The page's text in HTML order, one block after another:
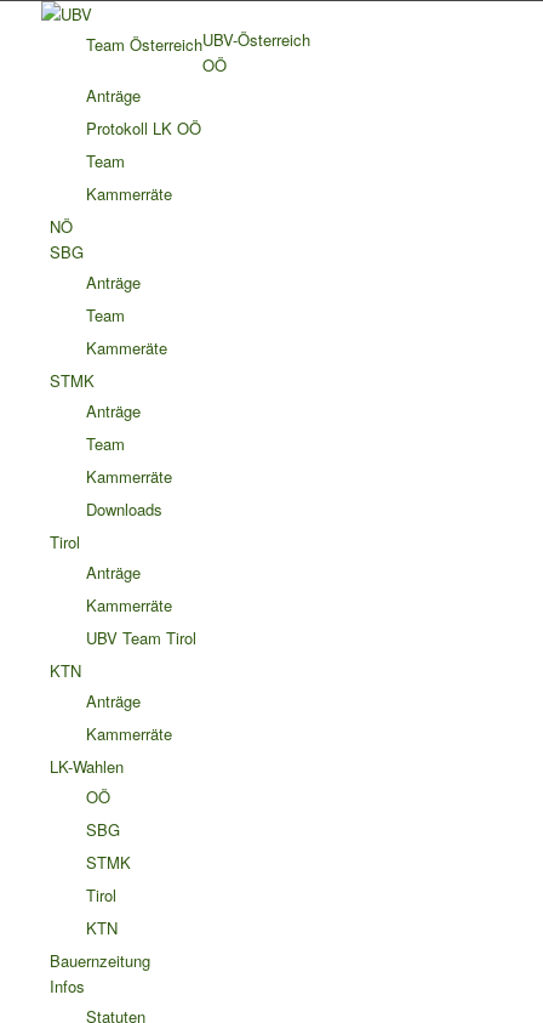
UBV-Österreich
Team Österreich
OÖ
Anträge
Protokoll LK OÖ
Team
Kammerräte
NÖ
SBG
Anträge
Team
Kammeräte
STMK
Anträge
Team
Kammerräte
Downloads
Tirol
Anträge
Kammerräte
UBV Team Tirol
KTN
Anträge
Kammerräte
LK-Wahlen
OÖ
SBG
STMK
Tirol
KTN
Bauernzeitung
Infos
Statuten